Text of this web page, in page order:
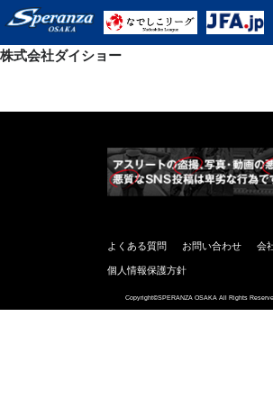
株式会社ダイショー
よくある質問 お問い合わせ 会
個人情報保護方針
Copyright©SPERANZA OSAKA All Rights